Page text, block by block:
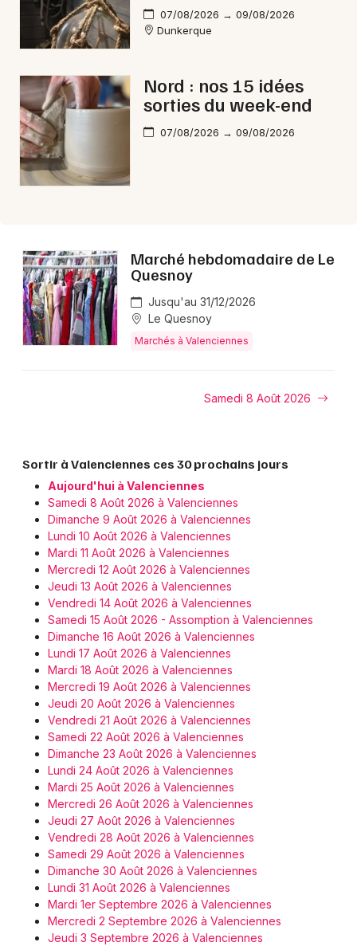
Artistes en tournée
Magazine à Valenciennes
59 - Nord
Choisir mes départements
Mon email
07/08/2026 → 09/08/2026
Dunkerque
Nord : nos 15 idées
sorties du week-end
07/08/2026 → 09/08/2026
Marché hebdomadaire de Le
Quesnoy
Jusqu'au 31/12/2026
Le Quesnoy
Marchés à Valenciennes
Samedi 8 Août 2026
Sortir à Valenciennes ces 30 prochains jours
Aujourd'hui à Valenciennes
Samedi 8 Août 2026 à Valenciennes
Dimanche 9 Août 2026 à Valenciennes
Lundi 10 Août 2026 à Valenciennes
Mardi 11 Août 2026 à Valenciennes
Mercredi 12 Août 2026 à Valenciennes
Jeudi 13 Août 2026 à Valenciennes
Vendredi 14 Août 2026 à Valenciennes
Samedi 15 Août 2026 - Assomption à Valenciennes
Dimanche 16 Août 2026 à Valenciennes
Lundi 17 Août 2026 à Valenciennes
Mardi 18 Août 2026 à Valenciennes
Mercredi 19 Août 2026 à Valenciennes
Jeudi 20 Août 2026 à Valenciennes
Vendredi 21 Août 2026 à Valenciennes
Samedi 22 Août 2026 à Valenciennes
Dimanche 23 Août 2026 à Valenciennes
Lundi 24 Août 2026 à Valenciennes
Mardi 25 Août 2026 à Valenciennes
Mercredi 26 Août 2026 à Valenciennes
Jeudi 27 Août 2026 à Valenciennes
Vendredi 28 Août 2026 à Valenciennes
Samedi 29 Août 2026 à Valenciennes
Dimanche 30 Août 2026 à Valenciennes
Lundi 31 Août 2026 à Valenciennes
Mardi 1er Septembre 2026 à Valenciennes
Mercredi 2 Septembre 2026 à Valenciennes
Jeudi 3 Septembre 2026 à Valenciennes